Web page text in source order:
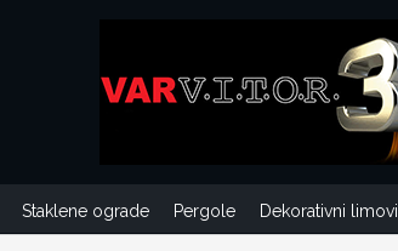
Staklene ograde Pergole Dekorativni limovi